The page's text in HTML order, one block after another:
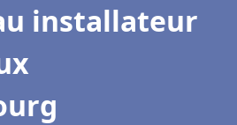
installateur